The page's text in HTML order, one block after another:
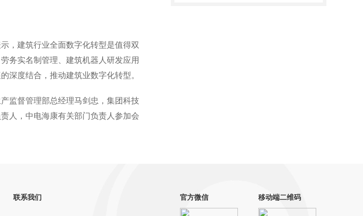
建筑行业全面数字化转型是值得双
务实名制管理、建筑机器人研发应用
深度结合，推动建筑业数字化转型。
监督管理部总经理马剑忠，集团科技
人，中电海康有关部门负责人参加会
联系我们 官方微信 移动端二维码